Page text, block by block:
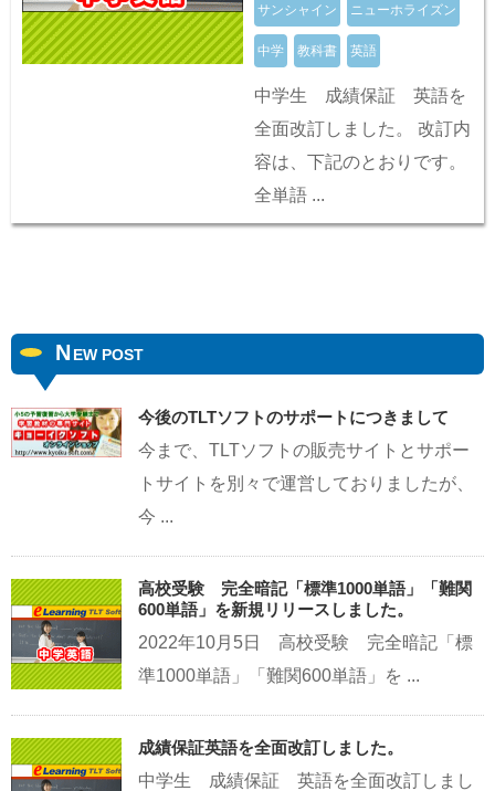
サンシャイン ニューホライズン
中学 教科書 英語
中学生 成績保証 英語を
全面改訂しました。 改訂内
容は、下記のとおりです。
全単語 ...
N EW POST
今後のTLTソフトのサポートにつきまして
今まで、TLTソフトの販売サイトとサポー
トサイトを別々で運営しておりましたが、
今 ...
高校受験 完全暗記「標準1000単語」「難関
600単語」を新規リリースしました。
2022年10月5日 高校受験 完全暗記「標
準1000単語」「難関600単語」を ...
成績保証英語を全面改訂しました。
中学生 成績保証 英語を全面改訂しまし